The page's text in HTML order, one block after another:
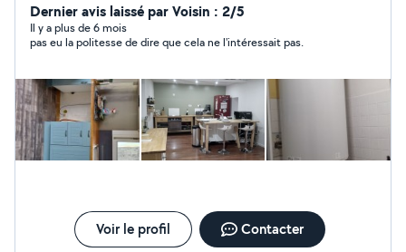
Dernier avis laissé par Voisin : 2/5
Il y a plus de 6 mois
pas eu la politesse de dire que cela ne l'intéressait pas.
Voir le profil Contacter